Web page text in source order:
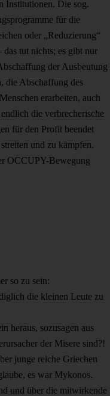
Institutionen. Die sog.
für die
oder „Reduzierung“
tut nichts; es gibt nur
der Ausbeutung
die Abschaffung des
erarbeiten, auch
die verbrecherische
für den Profit beendet
und zu kämpfen.
OCCUPY-Bewegung
so zu sein:
die kleinen Leute zu
heraus, sozusagen aus
der Misere sind?!
junge reiche Griechen
es war Mykonos.
und über die mitwirkende